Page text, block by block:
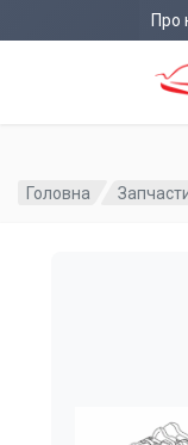
Про
Головна